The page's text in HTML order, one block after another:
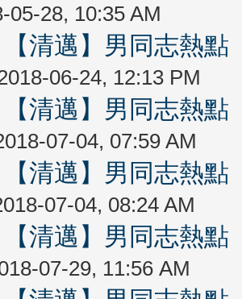
28, 10:35 AM
【清邁】男同志熱
06-24, 12:13 PM
【清邁】男同志熱
07-04, 07:59 AM
【清邁】男同志熱
07-04, 08:24 AM
【清邁】男同志熱
07-29, 11:56 AM